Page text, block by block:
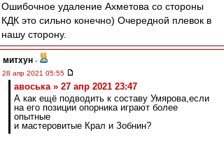
Ошибочное удаление Ахметова со стороны
КДК это сильно конечно) Очередной плевок в
нашу сторону.
митхун -
28 апр 2021 05:55
авоська » 27 апр 2021 23:47
А как ещё подводить к составу Умярова,если
на его позиции опорника играют более
опытные
и мастеровитые Крал и Зобнин?